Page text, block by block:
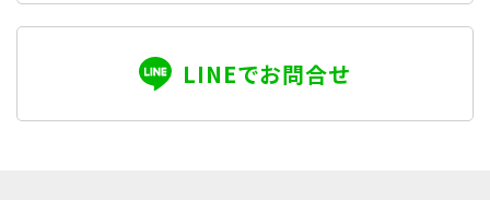
LINEでお問合せ